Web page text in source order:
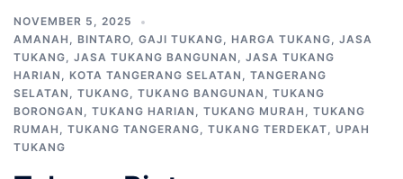
NOVEMBER 5, 2025
AMANAH , BINTARO, GAJI TUKANG, HARGA TUKANG, JASA
TUKANG, JASA TUKANG BANGUNAN , JASA TUKANG
HARIAN , KOTA TANGERANG SELATAN , TANGERANG
SELATAN , TUKANG, TUKANG BANGUNAN , TUKANG
BORONGAN , TUKANG HARIAN , TUKANG MURAH , TUKANG
RUMAH , TUKANG TANGERANG, TUKANG TERDEKAT, UPAH
TUKANG